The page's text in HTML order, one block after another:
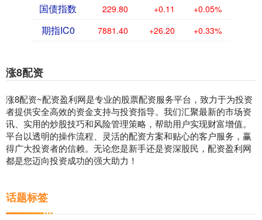
国债指数 229.80 +0.11 +0.05%
期指IC0 7881.40 +26.20 +0.33%
涨8配资
涨8配资~配资盈利网是专业的股票配资服务平台，致力于为投资
者提供安全高效的资金支持与投资指导。我们汇聚最新的市场资
讯、实用的炒股技巧和风险管理策略，帮助用户实现财富增值。
平台以透明的操作流程、灵活的配资方案和贴心的客户服务，赢
得广大投资者的信赖。无论您是新手还是资深股民，配资盈利网
都是您迈向投资成功的强大助力！
话题标签